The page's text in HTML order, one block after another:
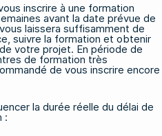
inscrire à une formation
avant la date prévue de
laissera suffisamment de
suivre la formation et obtenir
votre projet. En période de
de formation très
de vous inscrire encore
la durée réelle du délai de
: